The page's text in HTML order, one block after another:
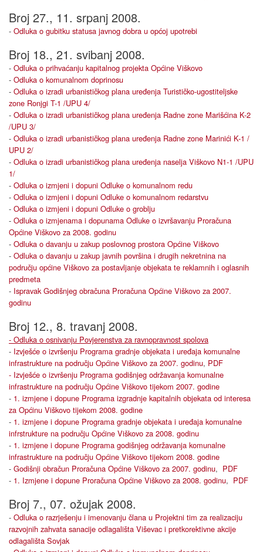
Broj 27., 11. srpanj 2008.
- Odluka o gubitku statusa javnog dobra u općoj upotrebi
Broj 18., 21. svibanj 2008.
- Odluka o prihvaćanju kapitalnog projekta Općine Viškovo
- Odluka o komunalnom doprinosu
- Odluka o izradi urbanističkog plana uređenja Turističko-ugostiteljske
zone Ronjgi T-1 /UPU 4/
- Odluka o izradi urbanističkog plana uređenja Radne zone Marišćina K-2
/UPU 3/
- Odluka o izradi urbanističkog plana uređenja Radne zone Marinići K-1 /
UPU 2/
- Odluka o izradi urbanističkog plana uređenja naselja Viškovo N1-1 /UPU
1/
- Odluka o izmjeni i dopuni Odluke o komunalnom redu
- Odluka o izmjeni i dopuni Odluke o komunalnom redarstvu
- Odluka o izmjeni i dopuni Odluke o groblju
- Odluka o izmjenama i dopunama Odluke o izvršavanju Proračuna
Općine Viškovo za 2008. godinu
- Odluka o davanju u zakup poslovnog prostora Općine Viškovo
- Odluka o davanju u zakup javnih površina i drugih nekretnina na
području općine Viškovo za postavljanje objekata te reklamnih i oglasnih
predmeta
- Ispravak Godišnjeg obračuna Proračuna Općine Viškovo za 2007.
godinu
Broj 12., 8. travanj 2008.
- Odluka o osnivanju Povjerenstva za ravnopravnost spolova
- Izvješće o izvršenju Programa gradnje objekata i uređaja komunalne
infrastrukture na području Općine Viškovo za 2007. godinu, PDF
- Izvješće o izvršenju Programa godišnjeg održavanja komunalne
infrastrukture na području Općine Viškovo tijekom 2007. godine
- 1. izmjene i dopune Programa izgradnje kapitalnih objekata od interesa
za Općinu Viškovo tijekom 2008. godine
- 1. izmjene i dopune Programa gradnje objekata i uređaja komunalne
infrstrukture na području Općine Viškovo za 2008. godinu
- 1. izmjene i dopune Programa godišnjeg održavanja komunalne
infrastrukture na području Općine Viškovo tijekom 2008. godine
- Godišnji obračun Proračuna Općine Viškovo za 2007. godinu, PDF
- 1. Izmjene i dopune Proračuna Općine Viškovo za 2008. godinu, PDF
Broj 7., 07. ožujak 2008.
- Odluka o razrješenju i imenovanju člana u Projektni tim za realizaciju
razvojnih zahvata sanacije odlagališta Viševac i pretkorektivne akcije
odlagališta Sovjak